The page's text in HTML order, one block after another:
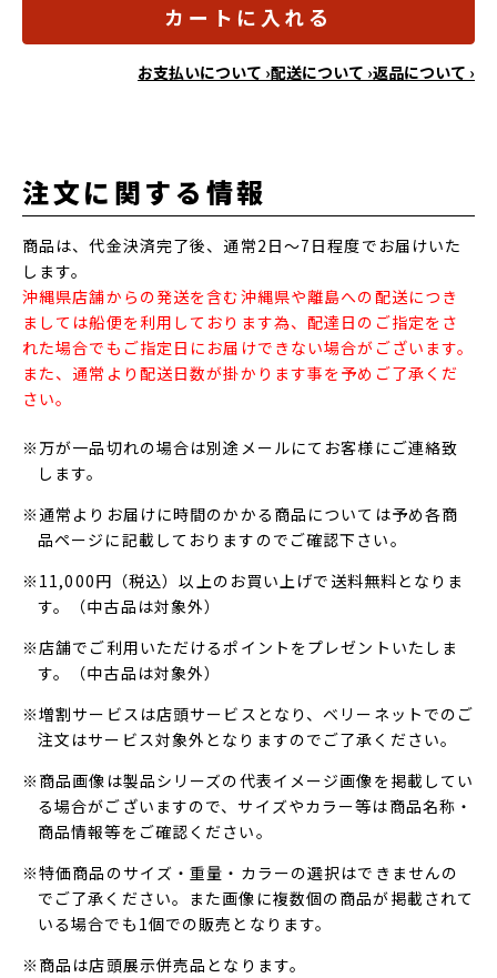
カートに入れる
お支払いについて ›配送について ›返品について ›
注文に関する情報
商品は、代金決済完了後、通常2日～7日程度でお届けいた
します。
沖縄県店舗からの発送を含む沖縄県や離島への配送につき
ましては船便を利用しております為、配達日のご指定をさ
れた場合でもご指定日にお届けできない場合がございます。
また、通常より配送日数が掛かります事を予めご了承くだ
さい。
※万が一品切れの場合は別途メールにてお客様にご連絡致
します。
※通常よりお届けに時間のかかる商品については予め各商
品ページに記載しておりますのでご確認下さい。
※11,000円（税込）以上のお買い上げで送料無料となりま
す。（中古品は対象外）
※店舗でご利用いただけるポイントをプレゼントいたしま
す。（中古品は対象外）
※増割サービスは店頭サービスとなり、ベリーネットでのご
注文はサービス対象外となりますのでご了承ください。
※商品画像は製品シリーズの代表イメージ画像を掲載してい
る場合がございますので、サイズやカラー等は商品名称・
商品情報等をご確認ください。
※特価商品のサイズ・重量・カラーの選択はできませんの
でご了承ください。また画像に複数個の商品が掲載されて
いる場合でも1個での販売となります。
※商品は店頭展示併売品となります。